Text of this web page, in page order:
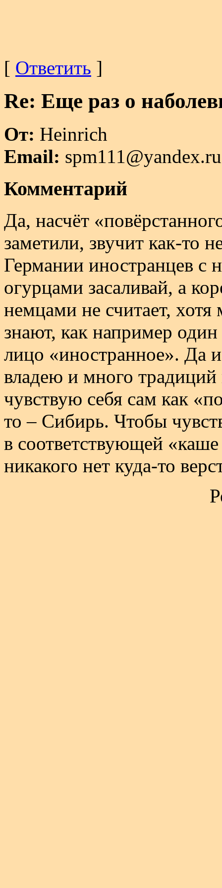
[ Ответить ]
Re: Еще раз о
От: Heinrich
Email: spm111@yandex.ru
Комментарий
Да, насчёт
заметили, звучит как-то
Германии иностранцев с
огурцами засаливай, а
немцами не считает,
знают, как например
лицо «иностранное». Да
владею и много
чувствую себя сам как
то – Сибирь. Чтобы
в соответствующей
никакого нет куда-то